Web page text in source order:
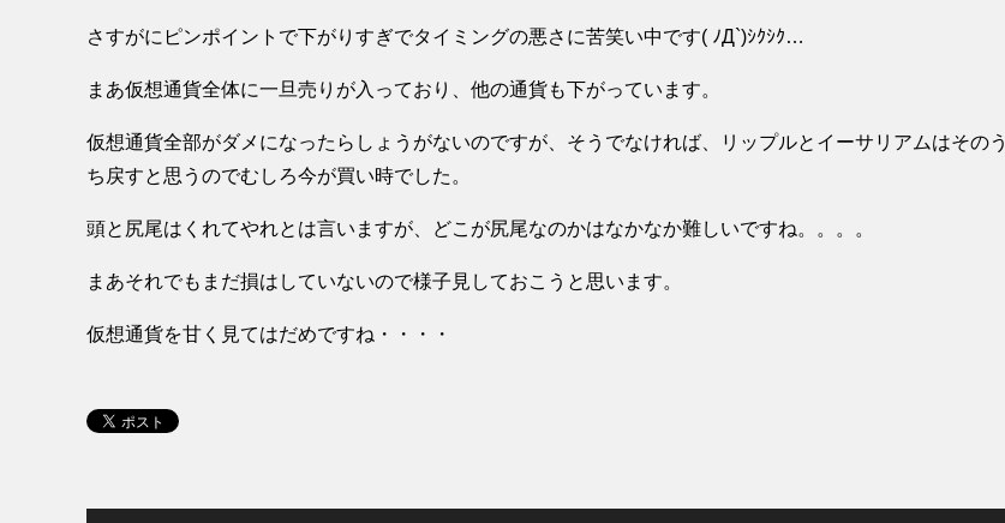
さすがにピンポイントで下がりすぎでタイミングの悪さに苦笑い中です( ﾉД`)ｼｸｼｸ…
まあ仮想通貨全体に一旦売りが入っており、他の通貨も下がっています。
仮想通貨全部がダメになったらしょうがないのですが、そうでなければ、リップルとイーサリアムはそのう
ち戻すと思うのでむしろ今が買い時でした。
頭と尻尾はくれてやれとは言いますが、どこが尻尾なのかはなかなか難しいですね。。。。
まあそれでもまだ損はしていないので様子見しておこうと思います。
仮想通貨を甘く見てはだめですね・・・・